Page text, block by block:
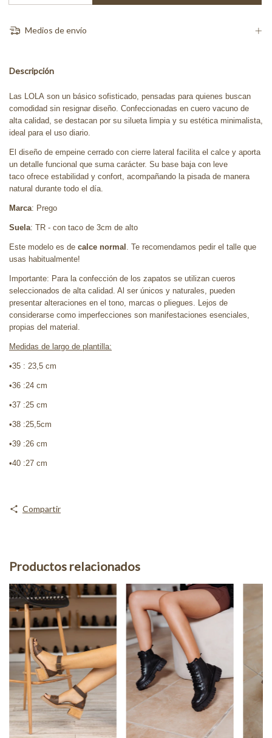
Medios de envío
Descripción
Las LOLA son un básico sofisticado, pensadas para quienes buscan
comodidad sin resignar diseño. Confeccionadas en cuero vacuno de
alta calidad, se destacan por su silueta limpia y su estética minimalista,
ideal para el uso diario.
El diseño de empeine cerrado con cierre lateral facilita el calce y aporta
un detalle funcional que suma carácter. Su base baja con leve
taco ofrece estabilidad y confort, acompañando la pisada de manera
natural durante todo el día.
Marca: Prego
Suela: TR - con taco de 3cm de alto
Este modelo es de calce normal
. Te recomendamos pedir el talle que
usas habitualmente!
Importante: Para la confección de los zapatos se utilizan cueros
seleccionados de alta calidad. Al ser únicos y naturales, pueden
presentar alteraciones en el tono, marcas o pliegues. Lejos de
considerarse como imperfecciones son manifestaciones esenciales,
propias del material.
Medidas de largo de plantilla:
•35 : 23,5 cm
•36 :24 cm
•37 :25 cm
•38 :25,5cm
•39 :26 cm
•40 :27 cm
Compartir
Productos relacionados